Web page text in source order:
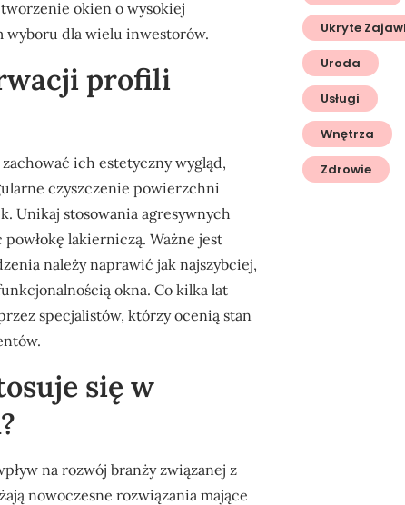
okien o wysokiej
wyboru dla wielu inwestorów.
profili
ich estetyczny wygląd,
czyszczenie powierzchni
Unikaj stosowania agresywnych
lakierniczą. Ważne jest
należy naprawić jak najszybciej,
okna. Co kilka lat
specjalistów, którzy ocenią stan
się w
na rozwój branży związanej z
nowoczesne rozwiązania mające
Ukryte
Uroda
Usługi
Wnętrza
Zdrowie